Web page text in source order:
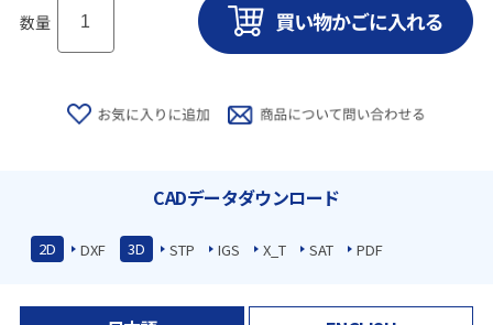
数量
CADデータダウンロード
2D DXF 3D STP IGS X_T SAT PDF